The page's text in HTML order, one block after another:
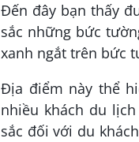
Đến đây bạn thấy
sắc những bức
xanh ngắt trên bức
Địa điểm này thể
nhiều khách du
sắc đối với du